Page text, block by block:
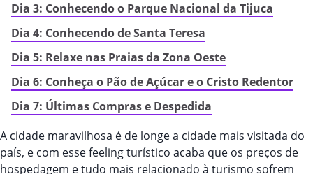
Dia 3: Conhecendo o Parque Nacional da Tijuca
Dia 4: Conhecendo de Santa Teresa
Dia 5: Relaxe nas Praias da Zona Oeste
Dia 6: Conheça o Pão de Açúcar e o Cristo Redentor
Dia 7: Últimas Compras e Despedida
A cidade maravilhosa é de longe a cidade mais visitada do
país, e com essefeelingturístico acaba que os preços de
hospedagem e tudo mais relacionado à turismo sofrem